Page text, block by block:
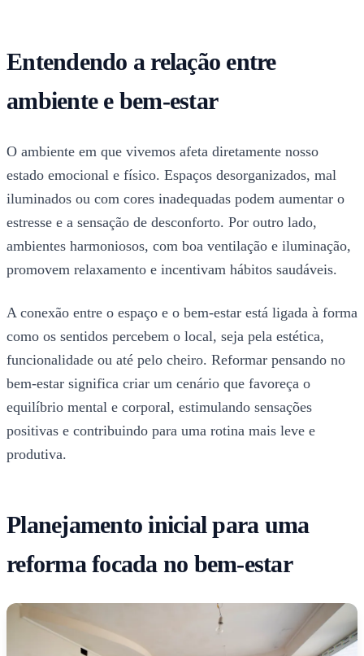
Entendendo a relação entre
ambiente e bem-estar
O ambiente em que vivemos afeta diretamente nosso
estado emocional e físico. Espaços desorganizados, mal
iluminados ou com cores inadequadas podem aumentar o
estresse e a sensação de desconforto. Por outro lado,
ambientes harmoniosos, com boa ventilação e iluminação,
promovem relaxamento e incentivam hábitos saudáveis.
A conexão entre o espaço e o bem-estar está ligada à forma
como os sentidos percebem o local, seja pela estética,
funcionalidade ou até pelo cheiro. Reformar pensando no
bem-estar significa criar um cenário que favoreça o
equilíbrio mental e corporal, estimulando sensações
positivas e contribuindo para uma rotina mais leve e
produtiva.
Planejamento inicial para uma
reforma focada no bem-estar